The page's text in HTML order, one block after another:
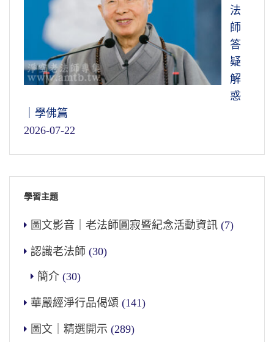
法
師
答
疑
解
惑
｜學佛篇
2026-07-22
學習主題
圖文影音｜老法師圓寂暨紀念活動資訊 (7)
認識老法師 (30)
簡介 (30)
華嚴經淨行品偈頌 (141)
圖文｜精選開示 (289)